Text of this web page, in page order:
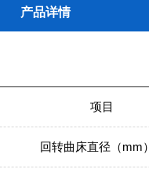
产品详情
项目
回转曲床直径（mm）